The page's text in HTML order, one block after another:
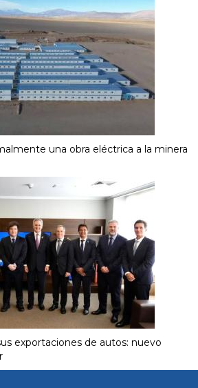
una obra eléctrica a la minera
exportaciones de autos: nuevo